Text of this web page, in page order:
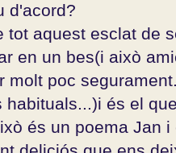
d'acord?
tot aquest esclat de
en un bes(i això
molt poc
habituals...)i és el
és un poema Jan